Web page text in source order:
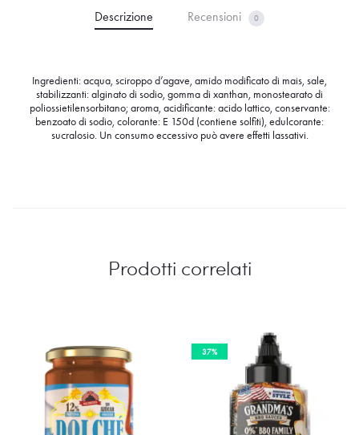
Descrizione Recensioni 0
Ingredienti: acqua, sciroppo d’agave, amido modificato di mais, sale,
stabilizzanti: alginato di sodio, gomma di xanthan, monostearato di
poliossietilensorbitano; aroma, acidificante: acido lattico, conservante:
benzoato di sodio, colorante: E 150d (contiene solfiti), edulcorante:
sucralosio. Un consumo eccessivo può avere effetti lassativi.
Prodotti correlati
37%